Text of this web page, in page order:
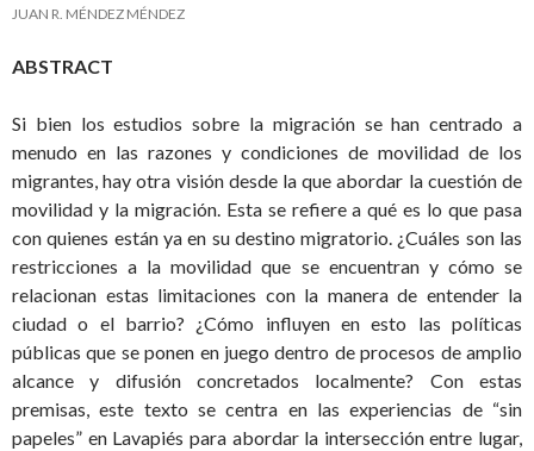
JUAN R. MÉNDEZ MÉNDEZ
ABSTRACT
Si bien los estudios sobre la migración se han centrado a
menudo en las razones y condiciones de movilidad de los
migrantes, hay otra visión desde la que abordar la cuestión de
movilidad y la migración. Esta se refiere a qué es lo que pasa
con quienes están ya en su destino migratorio. ¿Cuáles son las
restricciones a la movilidad que se encuentran y cómo se
relacionan estas limitaciones con la manera de entender la
ciudad o el barrio? ¿Cómo influyen en esto las políticas
públicas que se ponen en juego dentro de procesos de amplio
alcance y difusión concretados localmente? Con estas
premisas, este texto se centra en las experiencias de “sin
papeles” en Lavapiés para abordar la intersección entre lugar,